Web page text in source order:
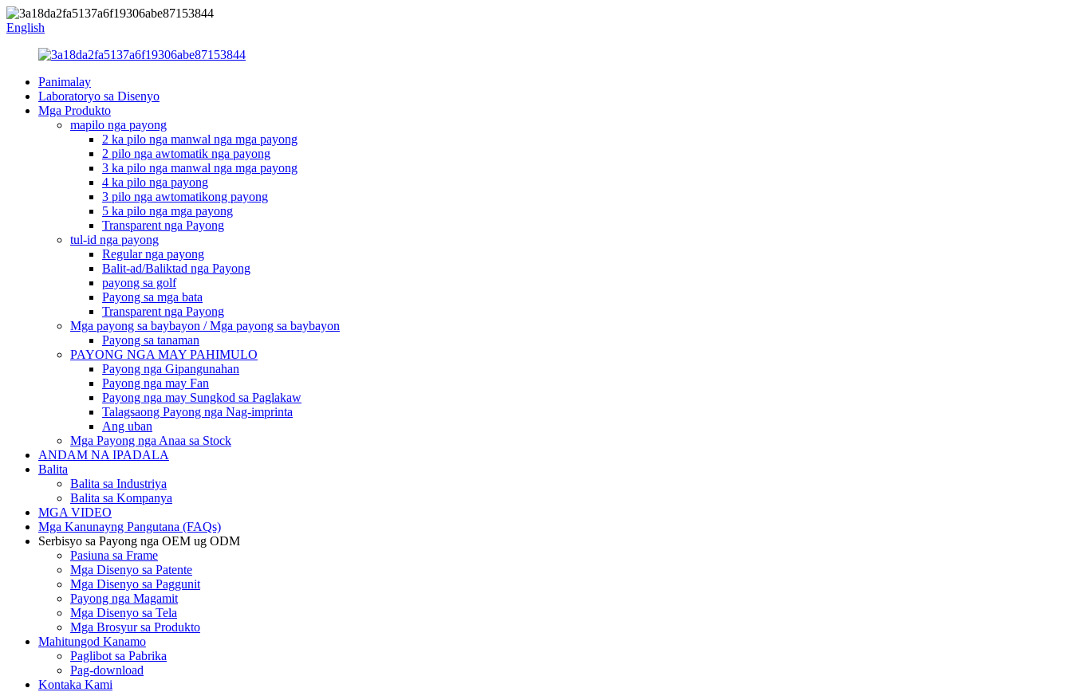
English
Panimalay
Laboratoryo sa Disenyo
Mga Produkto
mapilo nga payong
2 ka pilo nga manwal nga mga payong
2 pilo nga awtomatik nga payong
3 ka pilo nga manwal nga mga payong
4 ka pilo nga payong
3 pilo nga awtomatikong payong
5 ka pilo nga mga payong
Transparent nga Payong
tul-id nga payong
Regular nga payong
Balit-ad/Baliktad nga Payong
payong sa golf
Payong sa mga bata
Transparent nga Payong
Mga payong sa baybayon / Mga payong sa baybayon
Payong sa tanaman
PAYONG NGA MAY PAHIMULO
Payong nga Gipangunahan
Payong nga may Fan
Payong nga may Sungkod sa Paglakaw
Talagsaong Payong nga Nag-imprinta
Ang uban
Mga Payong nga Anaa sa Stock
ANDAM NA IPADALA
Balita
Balita sa Industriya
Balita sa Kompanya
MGA VIDEO
Mga Kanunayng Pangutana (FAQs)
Serbisyo sa Payong nga OEM ug ODM
Pasiuna sa Frame
Mga Disenyo sa Patente
Mga Disenyo sa Paggunit
Payong nga Magamit
Mga Disenyo sa Tela
Mga Brosyur sa Produkto
Mahitungod Kanamo
Paglibot sa Pabrika
Pag-download
Kontaka Kami